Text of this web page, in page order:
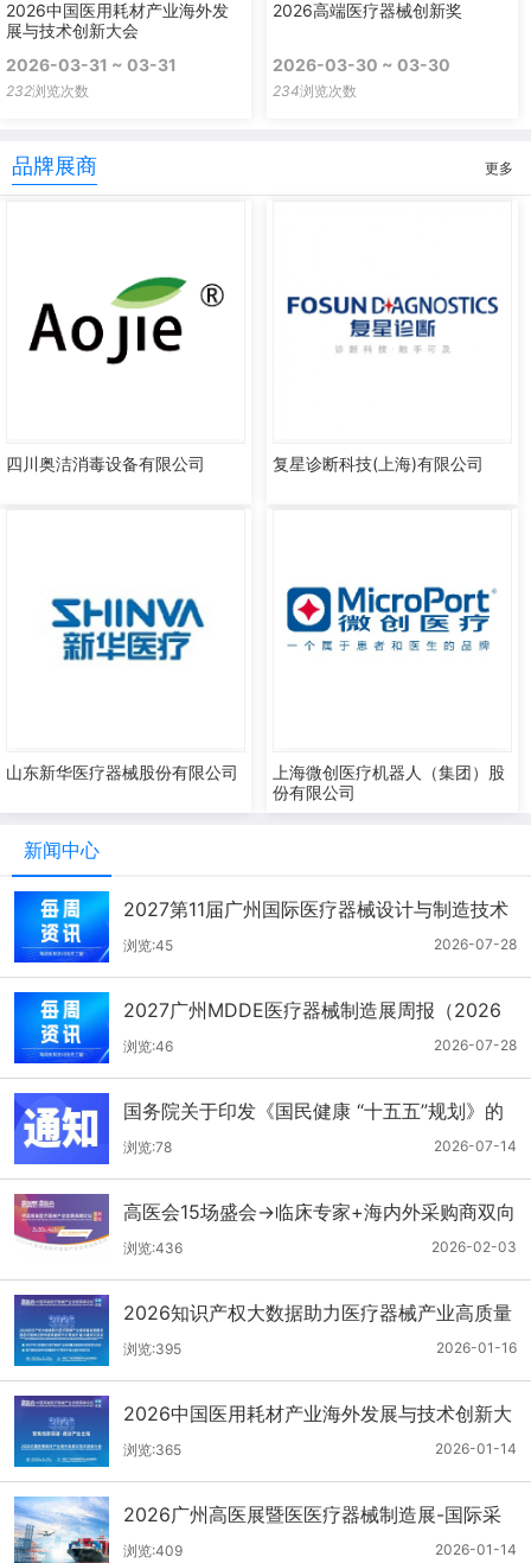
2026中国医用耗材产业海外发
展与技术创新大会
2026-03-31 ~ 03-31
232浏览次数
2026高端医疗器械创新奖
2026-03-30 ~ 03-30
234浏览次数
品牌展商 更多
四川奥洁消毒设备有限公司 复星诊断科技(上海)有限公司
山东新华医疗器械股份有限公司
上海微创医疗机器人（集团）股
份有限公司
新闻中心
2027第11届广州国际医疗器械设计与制造技术
展一周报（7.22-7.28）
2026-07-28
浏览:45
2027广州MDDE医疗器械制造展周报（2026
年7月21-27日）
2026-07-28
浏览:46
国务院关于印发《国民健康 “十五五”规划》的
通知
2026-07-14
浏览:78
高医会15场盛会→临床专家+海内外采购商双向
对接
2026-02-03
浏览:436
2026知识产权大数据助力医疗器械产业高质量
发展服务暨医疗器械注册申报质量提升与'零发
补'能力建设交流会
2026-01-16
浏览:395
2026中国医用耗材产业海外发展与技术创新大
会
2026-01-14
浏览:365
2026广州高医展暨医医疗器械制造展-国际采
购商名单第二批公布
2026-01-14
浏览:409